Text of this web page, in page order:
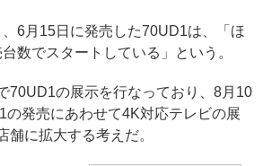
6月15日に発売した70UD1は、「ほ
数でスタートしている」という。
70UD1の展示を行なっており、8月10
の発売にあわせて4K対応テレビの展
舗に拡大する考えだ。